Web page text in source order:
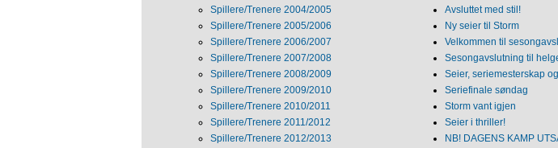
Spillere/Trenere 2004/2005
Spillere/Trenere 2005/2006
Spillere/Trenere 2006/2007
Spillere/Trenere 2007/2008
Spillere/Trenere 2008/2009
Spillere/Trenere 2009/2010
Spillere/Trenere 2010/2011
Spillere/Trenere 2011/2012
Spillere/Trenere 2012/2013
Avsluttet med stil!
Ny seier til Storm
Velkommen til
Sesongavslutning til
Seier, seriemesterskap
Seriefinale søndag
Storm vant igjen
Seier i thriller!
NB! DAGENS KAMP